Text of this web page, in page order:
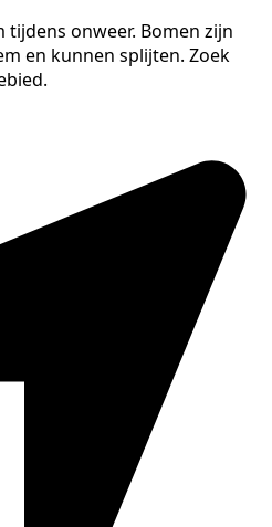
onweer. Bomen zijn
en kunnen splijten. Zoek